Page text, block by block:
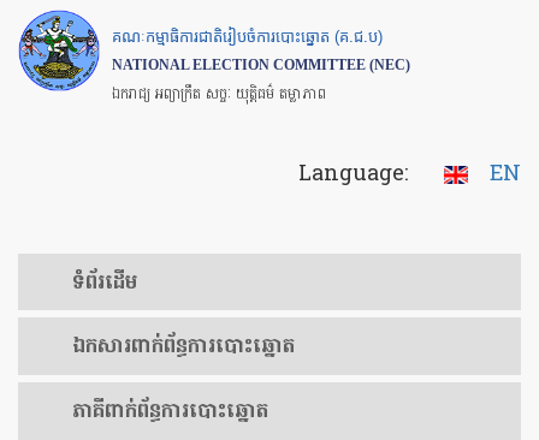
Skip
to
main
គណៈកម្មាធិការជាតិរៀបចំការបោះឆ្នោត (គ.ជ.ប)
NATIONAL ELECTION COMMITTEE (NEC)
ឯករាជ្យ អព្យាក្រឹត សច្ចៈ យុត្តិធម៌ តម្លាភាព
Language: EN
ទំព័រ​ដើម
ឯកសារ​ពាក់ព័ន្ធ​ការ​បោះឆ្នោត
​ភាគីពាក់ព័ន្ធ​​ការ​បោះឆ្នោត